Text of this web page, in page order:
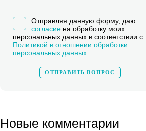
Отправляя данную форму, даю
согласиена обработку моих
персональных данных в соответствии с
Политикой в отношении обработки
персональных данных.
Новые комментарии